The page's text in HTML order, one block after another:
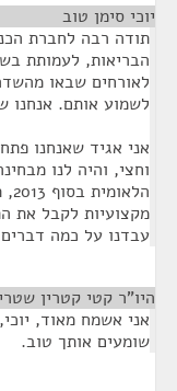
יוכי סימן טוב
תודה רבה לחברת
הבריאות, לעמותת
לאורחים שבאו
לשמוע אותם. אנחנו
וחצי, והיה לנו
מקצועיות לקבל את
עבדנו על כמה
היו"ר קטי קטרין
אני אשמח מאוד,
שומעים אותך טוב.